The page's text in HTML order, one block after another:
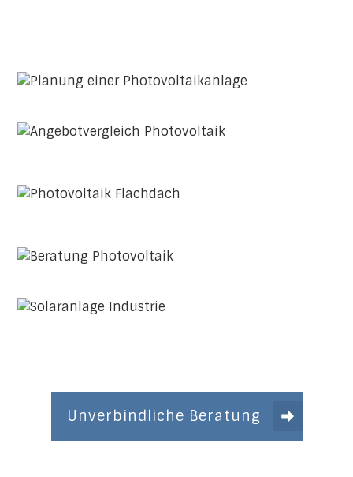
Unverbindliche Beratung